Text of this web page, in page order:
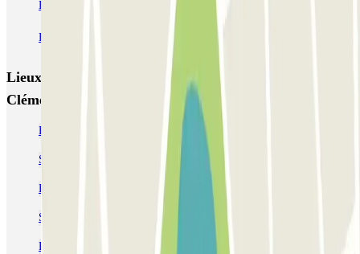
Blue Valet - Aéroport de Bordeaux (BOD) - Exterieur
Blue Valet - Service Voiturier - Gare Saint Jean Bordeaux
Lieux et événements intéressants à proximité Q-Park
Clémenceau
Parking Gambetta - Bordeaux | Parclick
Se garer près de la place des Grands Hommes de Bordeaux
Parkings près du cours de l’Intendance
Stationner facilement à la place Tourny
Parking Matmut Atlantique - Stade de Bordeaux | Parclick